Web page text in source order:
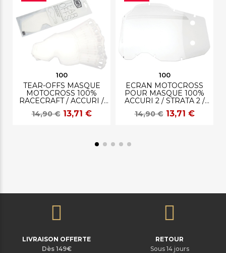
100
TEAR-OFFS MASQUE
MOTOCROSS 100%
RACECRAFT / ACCURI /
STRATA
14,90 € 13,71 €
100
ECRAN MOTOCROSS
POUR MASQUE 100%
ACCURI 2 / STRATA 2 /
RACECRAFT 2
14,90 € 13,71 €
LIVRAISON OFFERTE
Dès 149€
RETOUR
Sous 14 jours